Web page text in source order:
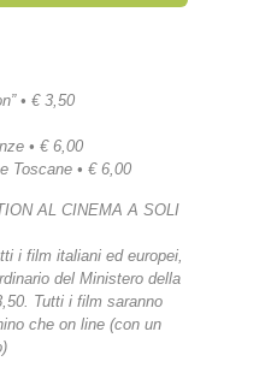
• € 3,50
• € 6,00
Toscane • € 6,00
AL CINEMA A SOLI
i film italiani ed europei,
del Ministero della
Tutti i film saranno
che on line (con un